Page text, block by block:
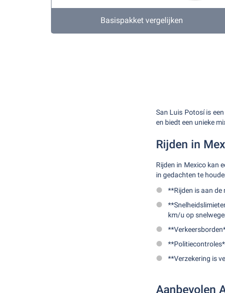
Basispakket vergelijken
San Luis Potosí is
en biedt een unieke
Rijden in
Rijden in Mexico kan
in gedachten te
**Rijden is aan
km/u op
**Verzekering is
Aanbevolen